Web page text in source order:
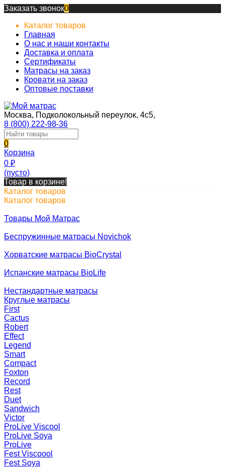
Заказать звонок0
Каталог товаров
Главная
О нас и наши контакты
Доставка и оплата
Сертификаты
Матрасы на заказ
Кровати на заказ
Оптовые поставки
Москва, Подколокольный переулок, 4с5,
8 (800) 222-98-36
0
Корзина
0 ₽
(пусто)
Товар в корзине!
Каталог товаров
Каталог товаров
Товары Мой Матрас
Беспружинные матрасы Novichok
Хорватские матрасы BioCrystal
Испанские матрасы BioLife
Нестандартные матрасы
Круглые матрасы
First
Cactus
Robert
Effect
Legend
Smart
Compact
Foxton
Record
Rest
Duet
Sandwich
Victor
ProLive Viscool
ProLive Soya
ProLive
Fest Viscoool
Fest Soya